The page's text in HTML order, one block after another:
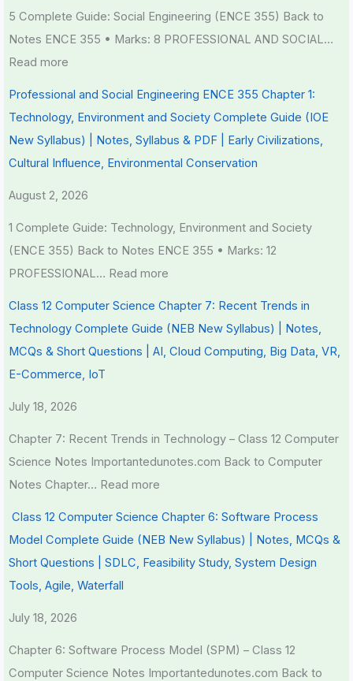
5 Complete Guide: Social Engineering (ENCE 355) Back to
Notes ENCE 355 • Marks: 8 PROFESSIONAL AND SOCIAL…
Read more
Professional and Social Engineering ENCE 355 Chapter 1:
Technology, Environment and Society Complete Guide (IOE
New Syllabus) | Notes, Syllabus & PDF | Early Civilizations,
Cultural Influence, Environmental Conservation
August 2, 2026
1 Complete Guide: Technology, Environment and Society
(ENCE 355) Back to Notes ENCE 355 • Marks: 12
PROFESSIONAL… Read more
Class 12 Computer Science Chapter 7: Recent Trends in
Technology Complete Guide (NEB New Syllabus) | Notes,
MCQs & Short Questions | AI, Cloud Computing, Big Data, VR,
E-Commerce, IoT
July 18, 2026
Chapter 7: Recent Trends in Technology – Class 12 Computer
Science Notes Importantedunotes.com Back to Computer
Notes Chapter… Read more
Class 12 Computer Science Chapter 6: Software Process
Model Complete Guide (NEB New Syllabus) | Notes, MCQs &
Short Questions | SDLC, Feasibility Study, System Design
Tools, Agile, Waterfall
July 18, 2026
Chapter 6: Software Process Model (SPM) – Class 12
Computer Science Notes Importantedunotes.com Back to